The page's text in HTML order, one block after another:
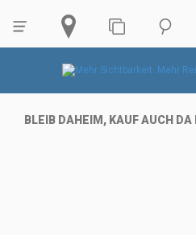
BLEIB DAHEIM, KAUF AUCH